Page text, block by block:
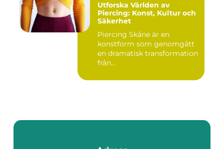
Utforska Världen av
Piercing: Konst, Kultur och
Säkerhet
Piercing Skåne är en
konstform som genomgått
en dramatisk transformation
från...